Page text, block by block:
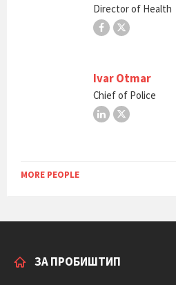
Director of Health
Facebook
X
Ivar Otmar
Chief of Police
LinkedIn
X
MORE PEOPLE
ЗА ПРОБИШТИП